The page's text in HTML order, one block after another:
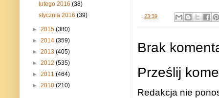
. 23:39
Brak
Prześlij
Redakcja nie
lutego 2016(38)
stycznia 2016(39)
► 2015 (380)
► 2014 (359)
► 2013 (405)
► 2012 (535)
► 2011 (464)
► 2010 (210)